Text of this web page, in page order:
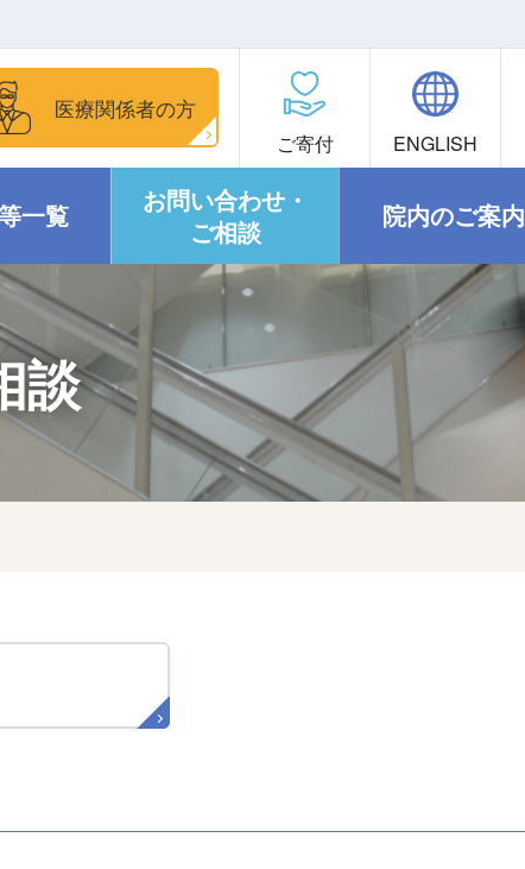
医療関係者の方
ご寄付 ENGLISH
一覧
お問い合わせ・
ご相談
院内のご案内
談